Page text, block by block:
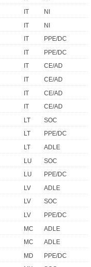
IT
NI
IT
NI
IT
PPE/DC
IT
PPE/DC
IT
CE/AD
IT
CE/AD
IT
CE/AD
IT
CE/AD
LT
SOC
LT
PPE/DC
LT
ADLE
LU
SOC
LU
PPE/DC
LV
ADLE
LV
SOC
LV
PPE/DC
MC
ADLE
MC
ADLE
MD
PPE/DC